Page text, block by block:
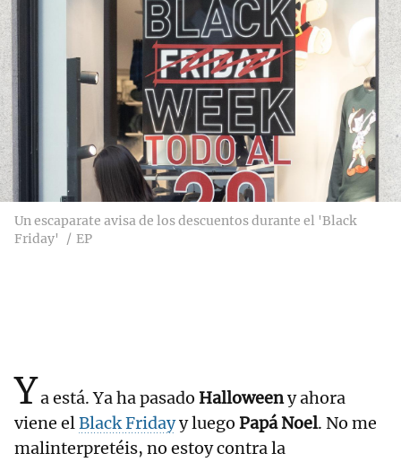
Un escaparate avisa de los descuentos durante el 'Black
Friday'
EP
Ya está. Ya ha pasado Halloweeny ahora
viene elBlack Fridayy luego Papá Noel. No me
malinterpretéis, no estoy contra la